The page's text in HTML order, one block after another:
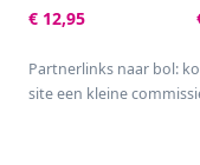
Poëziealbum -
hobby - creatief -
vriendenboek -
dagboek -
€ 12,95
Partnerlinks naar bol:
site een kleine